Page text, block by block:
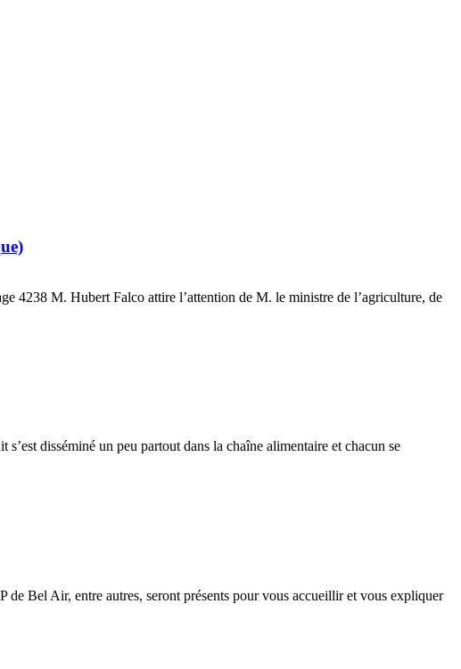
4238 M. Hubert Falco attire l’attention de M. le ministre de l’agriculture, de
disséminé un peu partout dans la chaîne alimentaire et chacun se
Bel Air, entre autres, seront présents pour vous accueillir et vous expliquer